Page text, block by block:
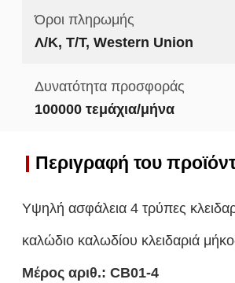
Όροι πληρωμής
Λ/Κ, Τ/Τ, Western Union
Δυνατότητα προσφοράς
100000 τεμάχια/μήνα
Περιγραφή του
Υψηλή ασφάλεια 4 τρύπες
καλώδιο καλωδίου κλειδαριά
Μέρος αριθ.: CB01-4